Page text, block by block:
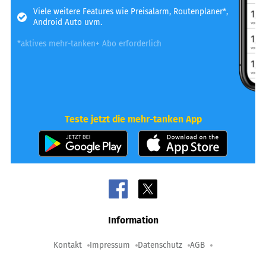
Viele weitere Features wie Preisalarm, Routenplaner*,
Android Auto uvm.
*aktives mehr-tanken+ Abo erforderlich
Teste jetzt die mehr-tanken App
Information
Kontakt Impressum Datenschutz AGB